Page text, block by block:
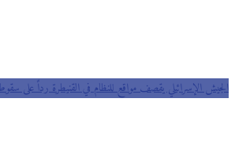
الجيش الإسرائيلي يقصف مواقع للنظام في القنيطرة رداً على